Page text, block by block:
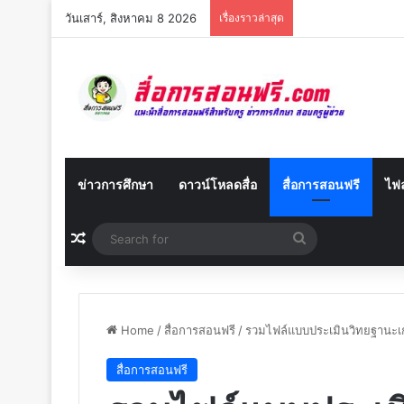
วันเสาร์, สิงหาคม 8 2026 เรื่องราวล่าสุด
ข่าวการศึกษา ดาวน์โหลดสื่อ สื่อการสอนฟรี ไฟ
Random Article
for
Home / สื่อการสอนฟรี /รวมไฟล์แบบประเมินวิทยฐาน
สื่อการสอนฟรี